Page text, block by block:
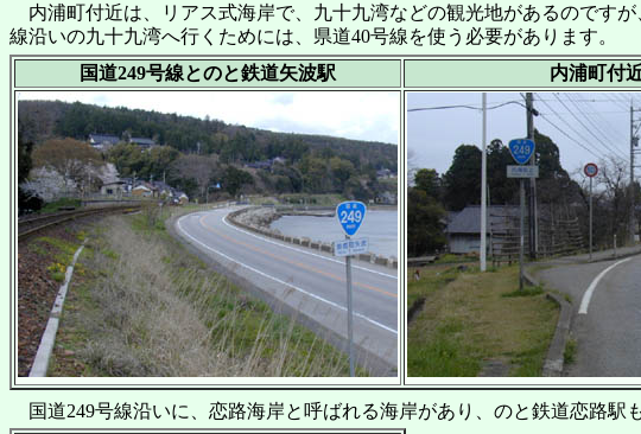
内浦町付近は、リアス式海岸で、九十九湾などの観光地があるのです
線沿いの九十九湾へ行くためには、県道40号線を使う必要があります。
国道249号線とのと鉄道矢波駅
内浦町付
国道249号線沿いに、恋路海岸と呼ばれる海岸があり、のと鉄道恋路駅